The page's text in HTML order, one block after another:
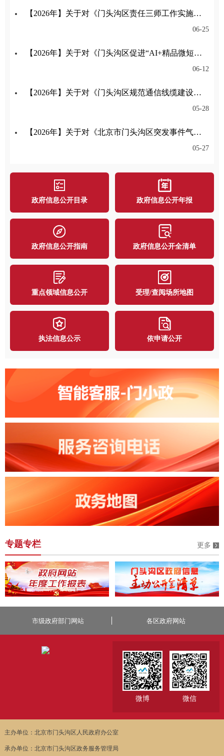
【2026年】关于对《门头沟区责任三师工作实施细则（试行）（征求意见稿）》公开征集意见的公告
06-25
【2026年】关于对《门头沟区促进“AI+精品微短剧（动漫剧）”产业高质量发展的意见》公开征集意见的公告
06-12
【2026年】关于对《门头沟区规范通信线缆建设管理办法征求意见稿》公开征集意见的公告
05-28
【2026年】关于对《北京市门头沟区突发事件气象应急保障预案》公开征集意见的公告
05-27
政府信息公开目录 政府信息公开年报
政府信息公开指南 政府信息公开全清单
重点领域信息公开 受理/查阅场所地图
执法信息公示 依申请公开
专题专栏 更多
市级政府部门网站 各区政府网站
微博 微信
主办单位：北京市门头沟区人民政府办公室
承办单位：北京市门头沟区政务服务管理局